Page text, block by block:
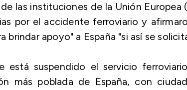
las instituciones de la Unión Europea
por el accidente ferroviario y
apoyo" a España "si así se
está suspendido el servicio
más poblada de España, con